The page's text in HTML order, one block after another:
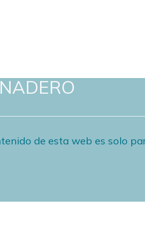
de esta web es solo